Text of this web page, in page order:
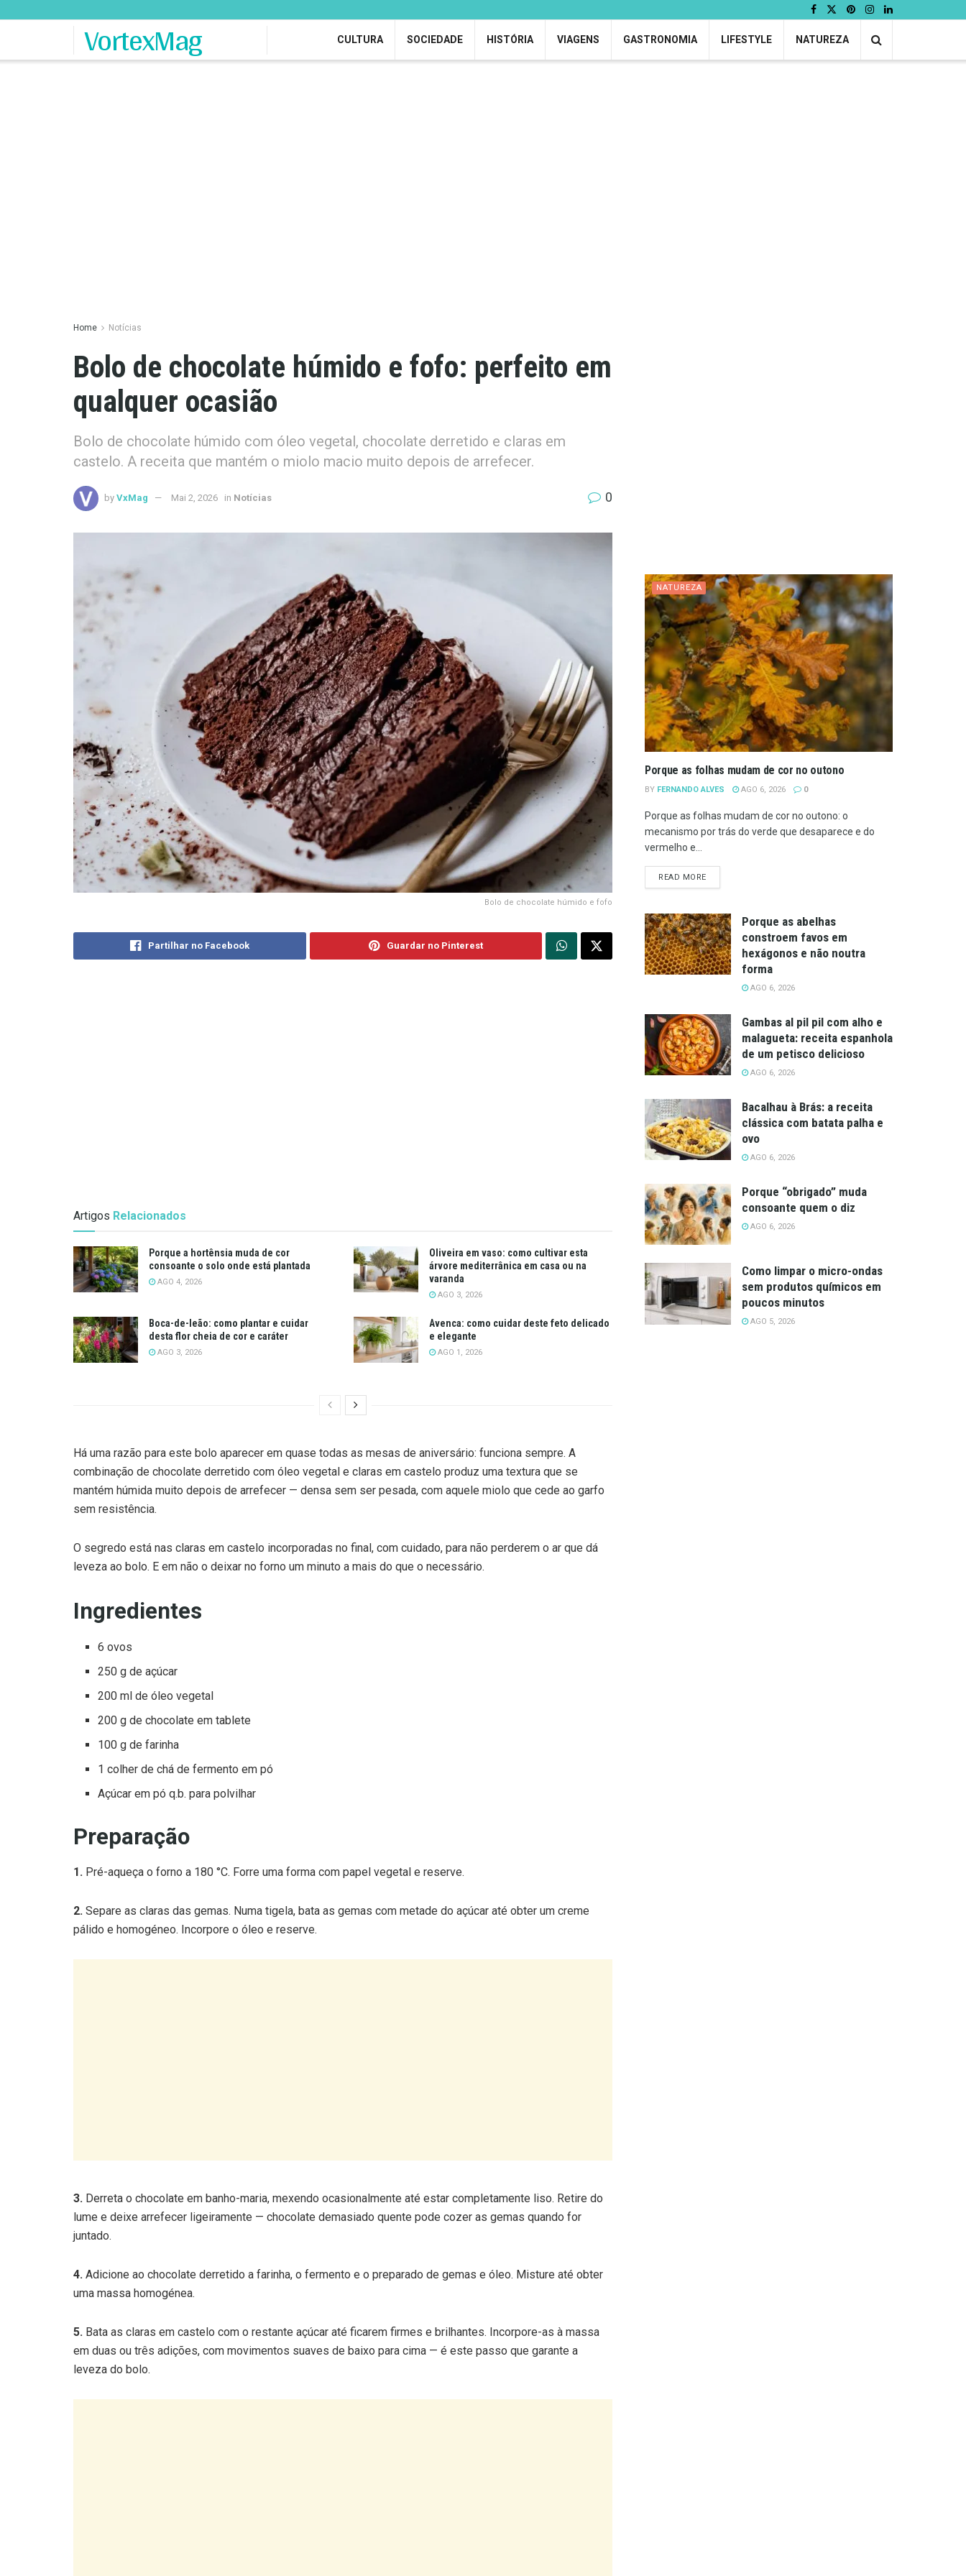
VortexMag CULTURA SOCIEDADE HISTÓRIA VIAGENS GASTRONOMIA LIFESTYLE NATUREZA
Home Notícias
Bolo de chocolate húmido e fofo: perfeito em
qualquer ocasião
Bolo de chocolate húmido com óleo vegetal, chocolate derretido e claras em
castelo. A receita que mantém o miolo macio muito depois de arrefecer.
by VxMag Mai 2, 2026 in Notícias 0
Bolo de chocolate húmido e fofo
Partilhar no Facebook Guardar no Pinterest
Artigos Relacionados
Porque a hortênsia muda de cor
consoante o solo onde está plantada
AGO 4, 2026
Oliveira em vaso: como cultivar esta
árvore mediterrânica em casa ou na
varanda
AGO 3, 2026
Boca-de-leão: como plantar e cuidar
desta flor cheia de cor e caráter
AGO 3, 2026
Avenca: como cuidar deste feto delicado
e elegante
AGO 1, 2026
Há uma razão para este bolo aparecer em quase todas as mesas de aniversário: funciona sempre. A
combinação de chocolate derretido com óleo vegetal e claras em castelo produz uma textura que se
mantém húmida muito depois de arrefecer — densa sem ser pesada, com aquele miolo que cede ao garfo
sem resistência.
O segredo está nas claras em castelo incorporadas no final, com cuidado, para não perderem o ar que dá
leveza ao bolo. E em não o deixar no forno um minuto a mais do que o necessário.
Ingredientes
6 ovos
250 g de açúcar
200 ml de óleo vegetal
200 g de chocolate em tablete
100 g de farinha
1 colher de chá de fermento em pó
Açúcar em pó q.b. para polvilhar
Preparação
1. Pré-aqueça o forno a 180 °C. Forre uma forma com papel vegetal e reserve.
2. Separe as claras das gemas. Numa tigela, bata as gemas com metade do açúcar até obter um creme
pálido e homogéneo. Incorpore o óleo e reserve.
4.
Bata as claras em castelo com o restante açúcar até ficarem firmes e brilhantes. Incorpore-as à massa
NATUREZA
Porque as folhas mudam de cor no outono
BY FERNANDO ALVES AGO 6, 2026 0
Porque as folhas mudam de cor no outono: o
mecanismo por trás do verde que desaparece e do
vermelho e...
READ MOREDETAILS
Porque as abelhas
constroem favos em
hexágonos e não noutra
forma
AGO 6, 2026
Gambas al pil pil com alho e
malagueta: receita espanhola
de um petisco delicioso
AGO 6, 2026
Bacalhau à Brás: a receita
clássica com batata palha e
ovo
AGO 6, 2026
Porque “obrigado” muda
consoante quem o diz
AGO 6, 2026
Como limpar o micro-ondas
sem produtos químicos em
poucos minutos
AGO 5, 2026